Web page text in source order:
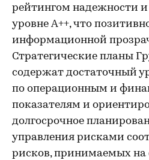
рейтингом надежности и
уровне A++, что
информационной
Стратегические планы
содержат достаточный
по операционным и
показателям и
долгосрочное
управления рисками
рисков, принимаемых на